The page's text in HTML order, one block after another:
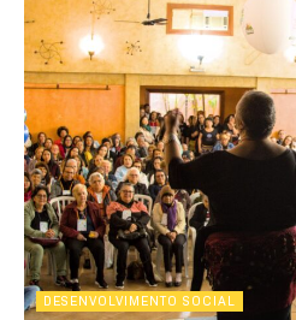
DESENVOLVIMENTO SOCIAL